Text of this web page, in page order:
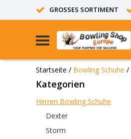
GROSSES SORTIMENT
Startseite / Bowling Schuhe /
Kategorien
Herren Bowling Schuhe
Dexter
Storm